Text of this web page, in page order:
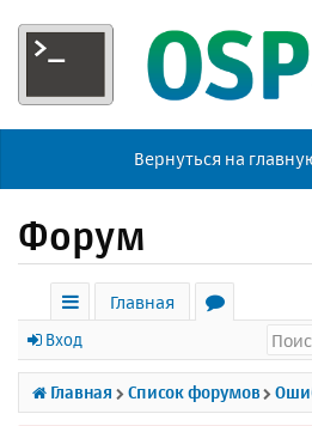
Вернуться на
Форум
с
ы
л
Главная
р
у
Вход
Главная Список форумов